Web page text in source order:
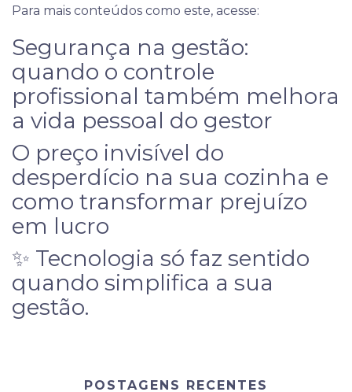
Para mais conteúdos como este, acesse:
Segurança na gestão:
quando o controle
profissional também melhora
a vida pessoal do gestor
O preço invisível do
desperdício na sua cozinha e
como transformar prejuízo
em lucro
✨ Tecnologia só faz sentido
quando simplifica a sua
gestão.
POSTAGENS RECENTES